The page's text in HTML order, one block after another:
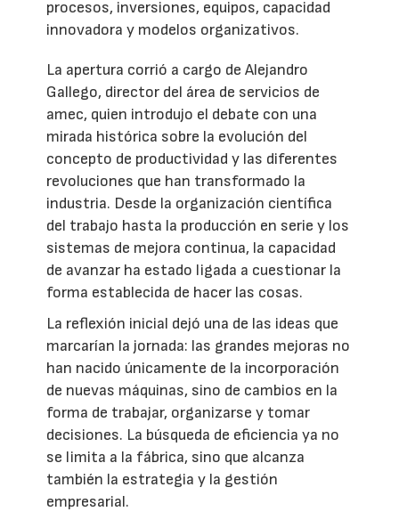
procesos, inversiones, equipos, capacidad
innovadora y modelos organizativos.
La apertura corrió a cargo de Alejandro
Gallego, director del área de servicios de
amec, quien introdujo el debate con una
mirada histórica sobre la evolución del
concepto de productividad y las diferentes
revoluciones que han transformado la
industria. Desde la organización científica
del trabajo hasta la producción en serie y los
sistemas de mejora continua, la capacidad
de avanzar ha estado ligada a cuestionar la
forma establecida de hacer las cosas.
La reflexión inicial dejó una de las ideas que
marcarían la jornada: las grandes mejoras no
han nacido únicamente de la incorporación
de nuevas máquinas, sino de cambios en la
forma de trabajar, organizarse y tomar
decisiones. La búsqueda de eficiencia ya no
se limita a la fábrica, sino que alcanza
también la estrategia y la gestión
empresarial.